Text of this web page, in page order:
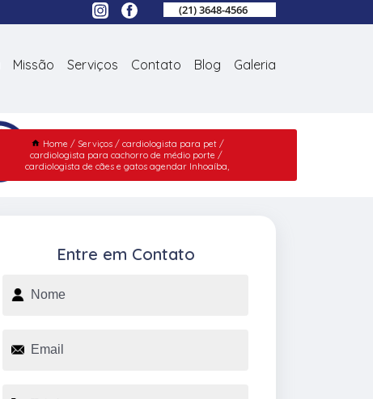
(21) 3648-4566
Missão Serviços Contato Blog Galeria
Home Serviços
cardiologista para pet
cardiologista para cachorro de médio porte
cardiologista de cães e gatos agendar Inhoaíba,
Entre em Contato